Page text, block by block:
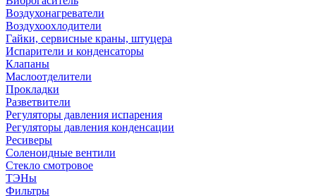
Воздухонагреватели
Воздухоохлодители
Гайки, сервисные краны, штуцера
Испарители и конденсаторы
Клапаны
Маслоотделители
Прокладки
Разветвители
Регуляторы давления испарения
Регуляторы давления конденсации
Ресиверы
Соленоидные вентили
Стекло смотровое
ТЭНы
Фильтры